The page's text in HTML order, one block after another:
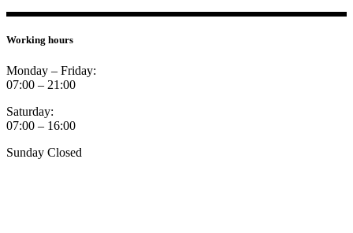
Working hours
Monday – Friday:
07:00 – 21:00
Saturday:
07:00 – 16:00
Sunday Closed